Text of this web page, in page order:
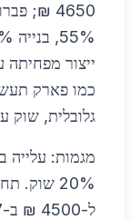
גלובלית, שוק עולמי 120 מיליון טון,
מגמות: עלייה
20%